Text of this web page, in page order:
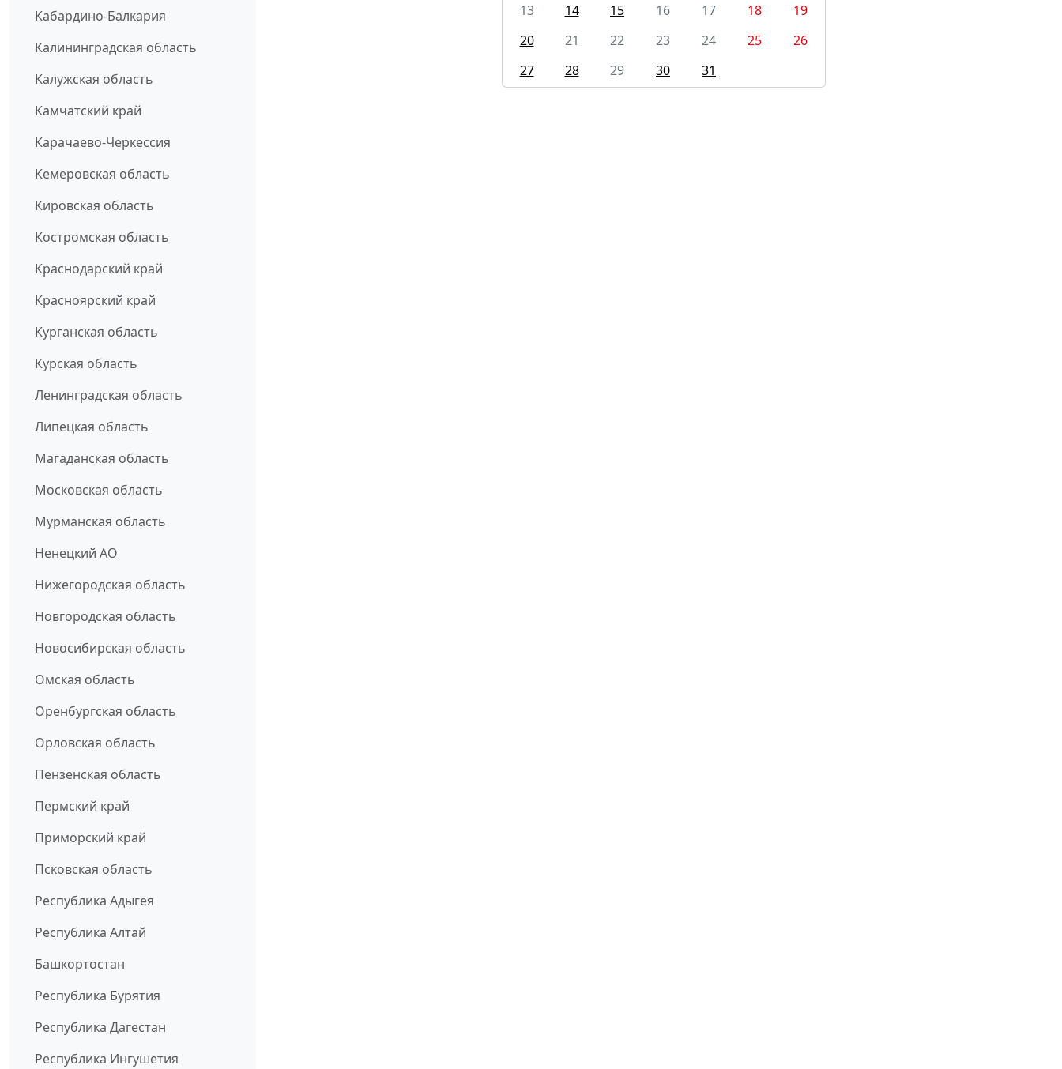
Кабардино-Балкария
Калининградская область
Калужская область
Камчатский край
Карачаево-Черкессия
Кемеровская область
Кировская область
Костромская область
Краснодарский край
Красноярский край
Курганская область
Курская область
Ленинградская область
Липецкая область
Магаданская область
Московская область
Мурманская область
Ненецкий АО
Нижегородская область
Новгородская область
Новосибирская область
Омская область
Оренбургская область
Орловская область
Пензенская область
Пермский край
Приморский край
Псковская область
Республика Адыгея
Республика Алтай
Башкортостан
Республика Бурятия
Республика Дагестан
Республика Ингушетия
13
14 15 16 17 18
19
20
21 22 23 24 25
26
27
28 29 30 31